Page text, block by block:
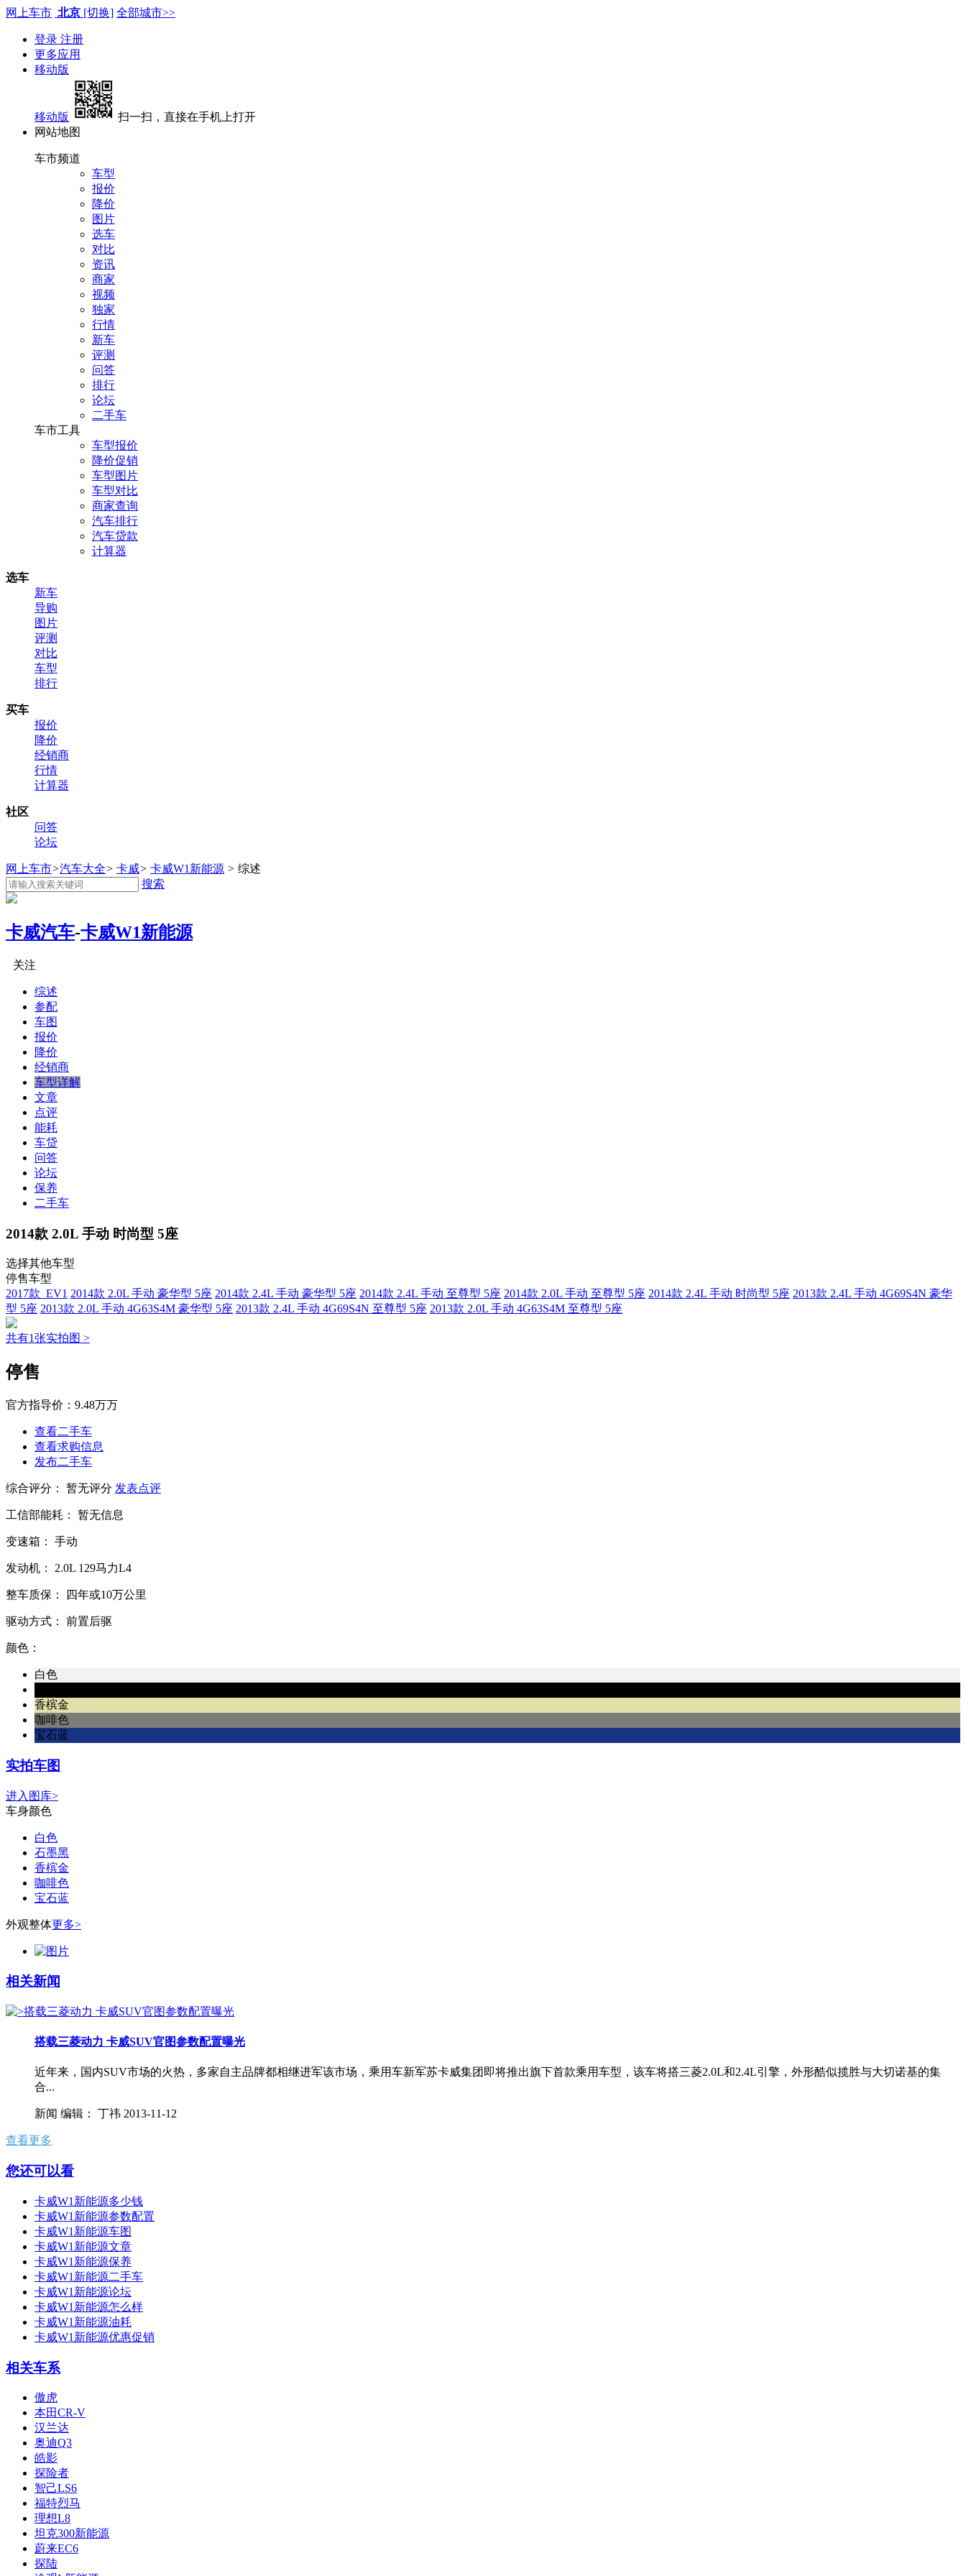
网上车市 北京 [切换] 全部城市>>
登录 注册
更多应用
移动版
移动版
扫一扫，直接在手机上打开
网站地图
车市频道
车型
报价
降价
图片
选车
对比
资讯
商家
视频
独家
行情
新车
评测
问答
排行
论坛
二手车
车市工具
车型报价
降价促销
车型图片
车型对比
商家查询
汽车排行
汽车贷款
计算器
选车
新车
导购
图片
评测
对比
车型
排行
买车
报价
降价
经销商
行情
计算器
社区
问答
论坛
网上车市>汽车大全> 卡威> 卡威W1新能源 > 综述
搜索
卡威汽车-卡威W1新能源
关注
综述
参配
车图
报价
降价
经销商
车型详解
文章
点评
能耗
车贷
问答
论坛
保养
二手车
2014款 2.0L 手动 时尚型 5座
选择其他车型
停售车型
2017款 EV1 2014款 2.0L 手动 豪华型 5座 2014款 2.4L 手动 豪华型 5座 2014款 2.4L 手动 至尊型 5座 2014款 2.0L 手动 至尊型 5座 2014款 2.4L 手动 时尚型 5座 2013款 2.4L 手动 4G69S4N 豪华
型 5座 2013款 2.0L 手动 4G63S4M 豪华型 5座 2013款 2.4L 手动 4G69S4N 至尊型 5座 2013款 2.0L 手动 4G63S4M 至尊型 5座
共有1张实拍图 >
停售
官方指导价： 9.48万万
查看二手车
查看求购信息
发布二手车
综合评分： 暂无评分 发表点评
工信部能耗： 暂无信息
变速箱： 手动
发动机： 2.0L 129马力L4
整车质保： 四年或10万公里
驱动方式： 前置后驱
颜色：
白色
香槟金
咖啡色
宝石蓝
实拍车图
进入图库>
车身颜色
白色
石墨黑
香槟金
咖啡色
宝石蓝
外观整体更多>
相关新闻
搭载三菱动力 卡威SUV官图参数配置曝光
近年来，国内SUV市场的火热，多家自主品牌都相继进军该市场，乘用车新军苏卡威集团即将推出旗下首款乘用车型，该车将搭三菱2.0L和2.4L引擎，外形酷似揽胜与大切诺基的集
合...
新闻 编辑： 丁祎 2013-11-12
查看更多
您还可以看
卡威W1新能源多少钱
卡威W1新能源参数配置
卡威W1新能源车图
卡威W1新能源文章
卡威W1新能源保养
卡威W1新能源二手车
卡威W1新能源论坛
卡威W1新能源怎么样
卡威W1新能源油耗
卡威W1新能源优惠促销
相关车系
傲虎
本田CR-V
汉兰达
奥迪Q3
皓影
探险者
智己LS6
福特烈马
理想L8
坦克300新能源
蔚来EC6
探陆